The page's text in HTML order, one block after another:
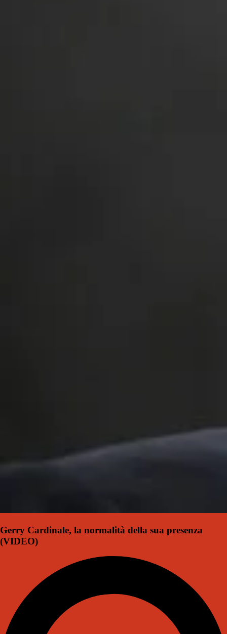
Gerry Cardinale, la normalità della sua presenza
(VIDEO)